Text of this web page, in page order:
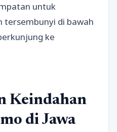
untuk
tersembunyi di bawah
ke
Keindahan
di Jawa